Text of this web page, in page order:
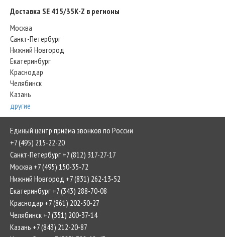
Доставка SE 415/35K-Z в регионы
Москва
Санкт-Петербург
Нижний Новгород
Екатеринбург
Краснодар
Челябинск
Казань
другие
Единый центр приёма звонков по России
+7 (495) 215-22-20
Санкт-Петербург +7 (812) 317-27-17
Москва +7 (495) 150-35-72
Нижний Новгород +7 (831) 262-13-52
Екатеринбург +7 (343) 288-70-08
Краснодар +7 (861) 202-50-27
Челябинск +7 (351) 200-37-14
Казань +7 (843) 212-20-87